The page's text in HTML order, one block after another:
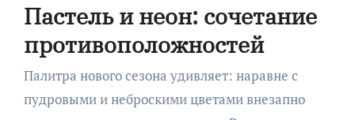
Пастель и неон: сочетание
противоположностей
Палитра нового сезона удивляет: наравне с
пудровыми и неброскими цветами внезапно